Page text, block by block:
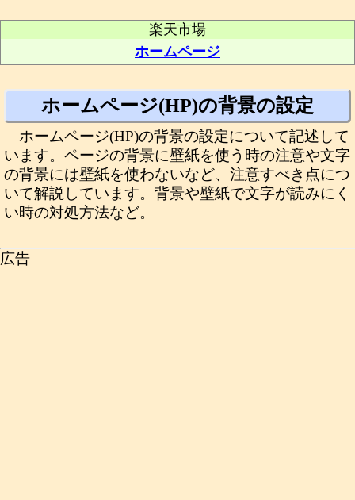
楽天市場
ホームページ
ホームページ(HP)の背景の設定
ホームページ(HP)の背景の設定について記述して
います。ページの背景に壁紙を使う時の注意や文字
の背景には壁紙を使わないなど、注意すべき点につ
いて解説しています。背景や壁紙で文字が読みにく
い時の対処方法など。
広告